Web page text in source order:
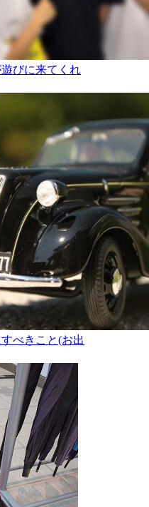
びに来てくれ
べきこと(お出